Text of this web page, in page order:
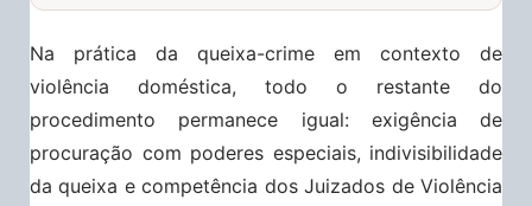
Na prática da queixa-crime em contexto de
violência doméstica, todo o restante do
procedimento permanece igual: exigência de
procuração com poderes especiais, indivisibilidade
da queixa e competência dos Juizados de Violência